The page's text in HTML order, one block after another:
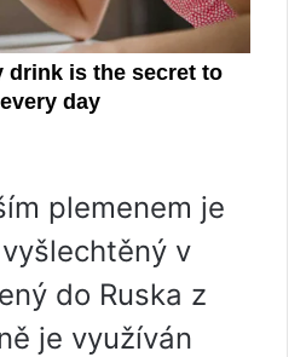
plemenem je
v
do Ruska z
je využíván